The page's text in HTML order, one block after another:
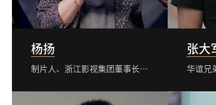
杨扬
制片人、浙江影视集团董事长兼总经理
张大